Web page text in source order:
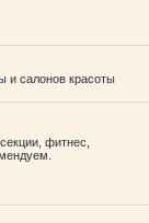
и салонов красоты
фитнес,